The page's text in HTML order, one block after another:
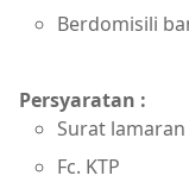
Berdomisili
Persyaratan :
Surat
Fc. KTP